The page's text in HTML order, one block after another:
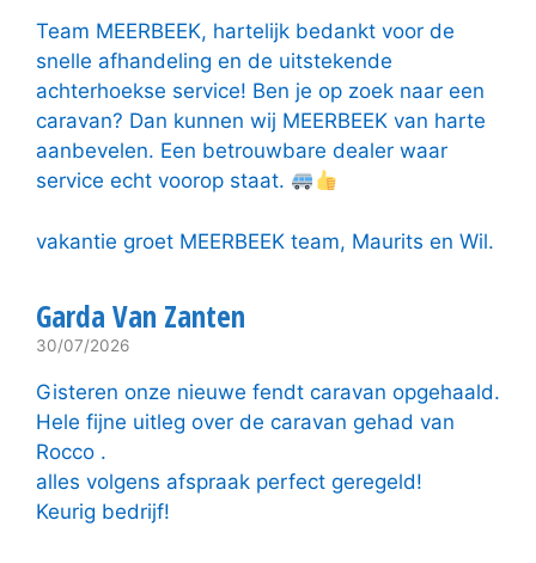
Team MEERBEEK, hartelijk bedankt voor de
snelle afhandeling en de uitstekende
achterhoekse service! Ben je op zoek naar een
caravan? Dan kunnen wij MEERBEEK van harte
aanbevelen. Een betrouwbare dealer waar
service echt voorop staat.
vakantie groet MEERBEEK team, Maurits en Wil.
Garda Van Zanten
30/07/2026
Gisteren onze nieuwe fendt caravan opgehaald.
Hele fijne uitleg over de caravan gehad van
Rocco .
alles volgens afspraak perfect geregeld!
Keurig bedrijf!